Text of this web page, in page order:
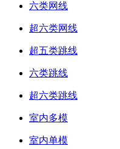
六类网线
超六类网线
超五类跳线
六类跳线
超六类跳线
室内多模
室内单模